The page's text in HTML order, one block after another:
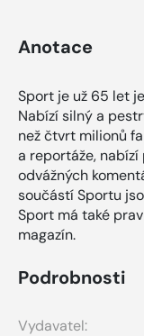
Anotace
Sport je už 65 let
Nabízí silný a
než čtvrt milionů
a reportáže,
odvážných
součástí Sportu
Sport má také
magazín.
Podrobnosti
Vydavatel: